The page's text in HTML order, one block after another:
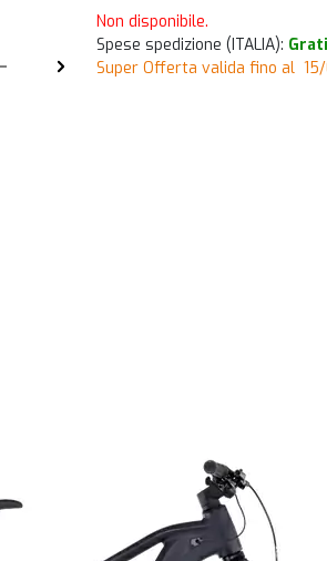
Non disponibile.
Spese spedizione (ITALIA):
Super Offerta valida fino al